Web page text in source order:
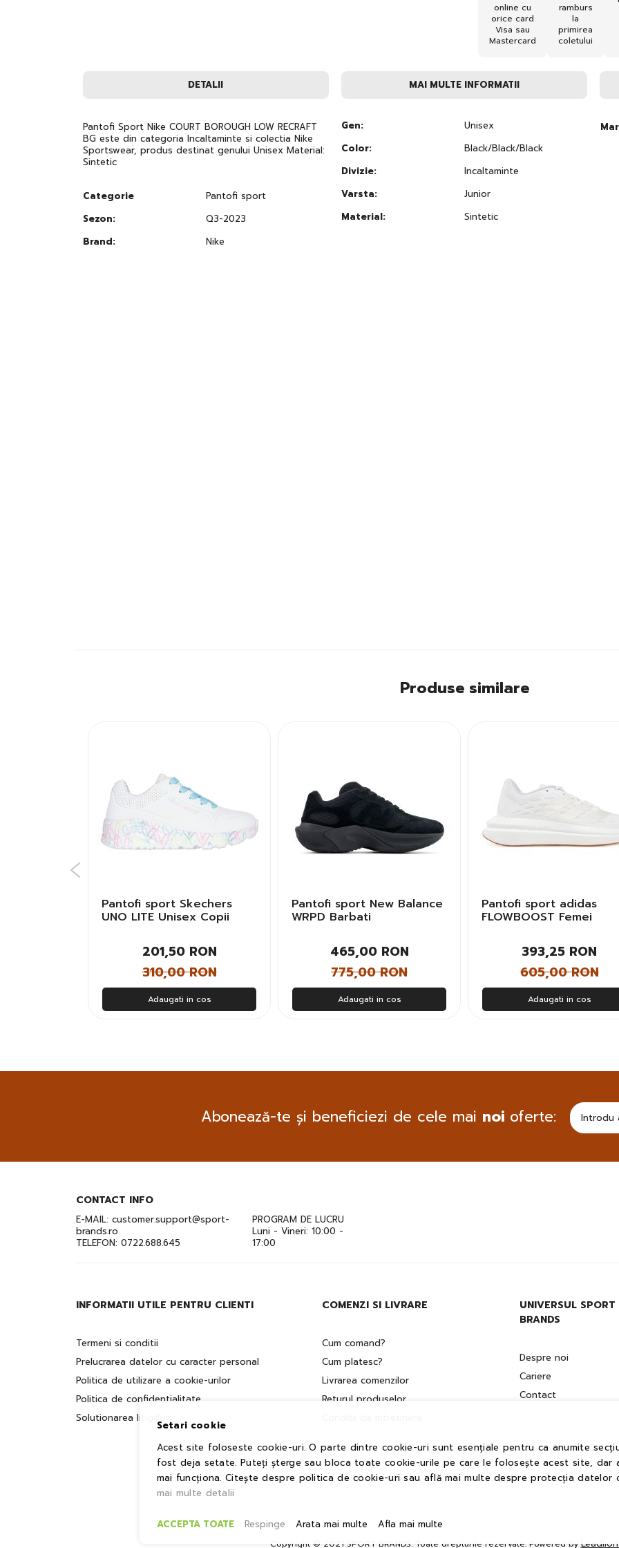
online cu
orice card
Visa sau
Mastercard
ramburs
la
primirea
coletului
DETALII
Pantofi Sport Nike COURT BOROUGH LOW RECRAFT
BG este din categoria Incaltaminte si colectia Nike
Sportswear, produs destinat genului Unisex Material:
Sintetic
Categorie
Pantofi sport
Sezon:
Q3-2023
Brand:
Nike
MAI MULTE INFORMATII
Gen:
Unisex
Color:
Black/Black/Black
Divizie:
Incaltaminte
Varsta:
Junior
Material:
Sintetic
Produse similare
Pantofi sport Skechers
UNO LITE Unisex Copii
201,50 RON
310,00 RON
Adaugati in cos
Pantofi sport New Balance
WRPD Barbati
465,00 RON
775,00 RON
Adaugati in cos
Pantofi sport adidas
FLOWBOOST Femei
393,25 RON
605,00 RON
Adaugati in cos
Abonează-te și beneficiezi de cele mai noi oferte:
CONTACT INFO
E-MAIL: customer.support@sport-
brands.ro
TELEFON: 0722.688.645
PROGRAM DE LUCRU
Luni - Vineri: 10:00 -
17:00
INFORMATII UTILE PENTRU CLIENTI
Termeni si conditii
Prelucrarea datelor cu caracter personal
Politica de utilizare a cookie-urilor
Politica de confidentialitate
Solutionarea litigiilor
COMENZI SI LIVRARE
Cum comand?
Cum platesc?
Livrarea comenzilor
Returul produselor
UNIVERSUL SPORT
BRANDS
Despre noi
Cariere
Contact
Copyright © 2021 SPORT BRANDS. Toate drepturile rezervate. Powered by
Setari cookie
Acest site foloseste cookie-uri. O parte dintre cookie-uri sunt esențiale pentru ca anumite
fost deja setate. Puteți șterge sau bloca toate cookie-urile pe care le folosește acest site, dar
mai funcționa. Citește despre politica de cookie-uri sau află mai multe despre protecția datelor
mai multe detalii
ACCEPTA TOATE Respinge Arata mai multe Afla mai multe